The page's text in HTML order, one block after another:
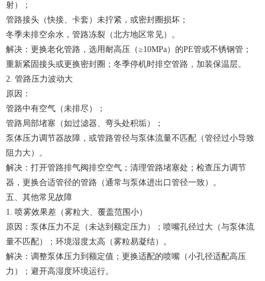
射）；
管路接头（快接、卡套）未拧紧，或密封圈损坏；
冬季未排空余水，管路冻裂（北方地区常见）。
解决：更换老化管路，选用耐高压（≥10MPa）的PE管或不锈钢管；
重新紧固接头或更换密封圈；冬季停机时排空管路，加装保温层。
2. 管路压力波动大
原因：
管路中有空气（未排尽）；
管路局部堵塞（如过滤器、弯头处积垢）；
泵体压力调节器故障，或管路管径与泵体流量不匹配（管径过小导致
阻力大）。
解决：打开管路排气阀排空空气；清理管路堵塞处；检查压力调节
器，更换合适管径的管路（通常与泵体进出口管径一致）。
五、其他常见故障
1. 喷雾效果差（雾粒大、覆盖范围小）
原因：泵体压力不足（未达到额定压力）；喷嘴孔径过大（与泵体流
量不匹配）；环境湿度太高（雾粒易凝结）。
解决：调整泵体压力到额定值；更换适配的喷嘴（小孔径适配高压
力）；避开高湿度环境运行。